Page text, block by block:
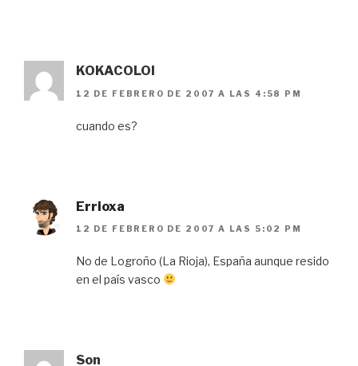
KOKACOLOl
12 DE FEBRERO DE 2007 A LAS 4:58 PM
cuando es?
Errioxa
12 DE FEBRERO DE 2007 A LAS 5:02 PM
No de Logroño (La Rioja), España aunque resido
en el país vasco
Son